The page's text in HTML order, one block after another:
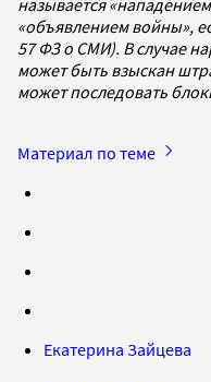
«объявлением войны»,
57 ФЗ о СМИ). В случае
может быть взыскан
может последовать
Материал по теме
Екатерина Зайцева